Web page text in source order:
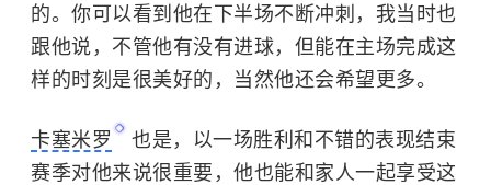
的。你可以看到他在下半场不断冲刺，我当时也
跟他说，不管他有没有进球，但能在主场完成这
样的时刻是很美好的，当然他还会希望更多。
卡塞米罗
也是，以一场胜利和不错的表现结束
赛季对他来说很重要，他也能和家人一起享受这